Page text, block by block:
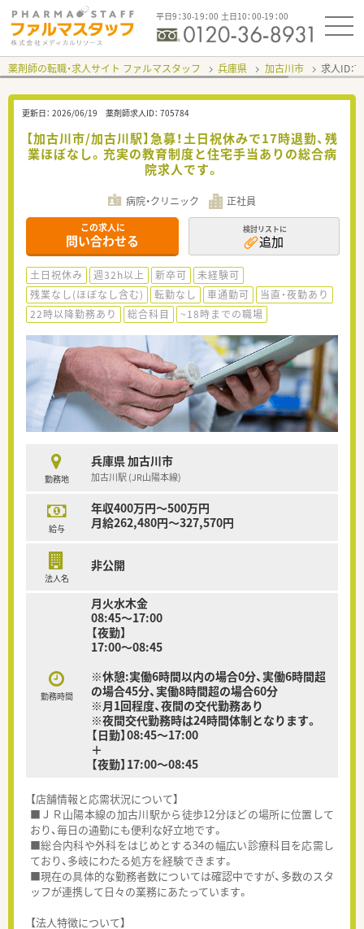
平日9：30-19：00 土日10：00-19：00
薬剤師の転職・求人サイト ファルマスタッフ 兵庫県 加古川市 求人ID：
更新日： 2026/06/19 薬剤師求人ID： 705784
【加古川市/加古川駅】急募！土日祝休みで17時退勤、残
業ほぼなし。充実の教育制度と住宅手当ありの総合病
院求人です。
病院・クリニック 正社員
この求人に
問い合わせる
検討リストに
追加
土日祝休み 週32h以上 新卒可
未経験可
残業なし(ほぼなし含む)
転勤なし 車通勤可
当直・夜勤あり
22時以降勤務あり
総合科目 ~18時までの職場
勤務地
兵庫県 加古川市
加古川駅 (JR山陽本線)
給与
年収400万円～500万円
月給262,480円～327,570円
法人名
非公開
勤務時間
月火水木金
08:45〜17:00
【夜勤】
17:00～08:45
※休憩:実働6時間以内の場合0分、実働6時間超
の場合45分、実働8時間超の場合60分
※月1回程度、夜間の交代勤務あり
※夜間交代勤務時は24時間体制となります。
【日勤】08:45～17:00
＋
【夜勤】17:00～08:45
【店舗情報と応需状況について】
■ＪＲ山陽本線の加古川駅から徒歩12分ほどの場所に位置して
おり、毎日の通勤にも便利な好立地です。
■総合内科や外科をはじめとする34の幅広い診療科目を応需し
ており、多岐にわたる処方を経験できます。
■現在の具体的な勤務者数については確認中ですが、多数のスタ
ッフが連携して日々の業務にあたっています。
【法人特徴について】